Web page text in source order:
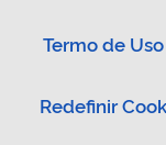
Termo de
Redefinir